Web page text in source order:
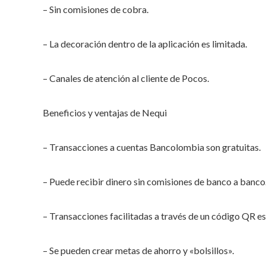
– Sin comisiones de cobra.
– La decoración dentro de la aplicación es limitada.
– Canales de atención al cliente de Pocos.
Beneficios y ventajas de Nequi
– Transacciones a cuentas Bancolombia son gratuitas.
– Puede recibir dinero sin comisiones de banco a
– Transacciones facilitadas a través de un código QR
– Se pueden crear metas de ahorro y «bolsillos».